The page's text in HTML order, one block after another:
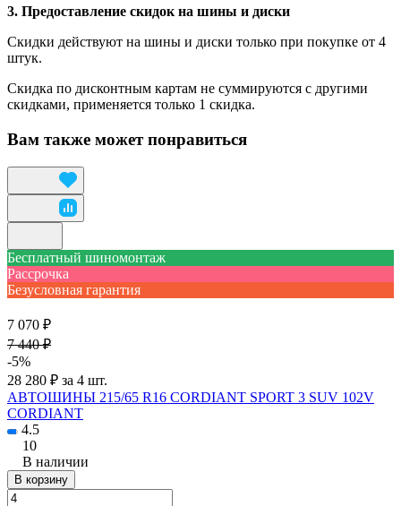
3. Предоставление скидок на шины и диски
Скидки действуют на шины и диски только при покупке от 4
штук.
Скидка по дисконтным картам не суммируются с другими
скидками, применяется только 1 скидка.
Вам также может понравиться
Бесплатный шиномонтаж
Рассрочка
Безусловная гарантия
7 070 ₽
7 440 ₽
-5%
28 280 ₽ за 4 шт.
АВТОШИНЫ 215/65 R16 CORDIANT SPORT 3 SUV 102V
CORDIANT
4.5
10
В наличии
В корзину